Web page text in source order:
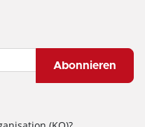
Abonnieren